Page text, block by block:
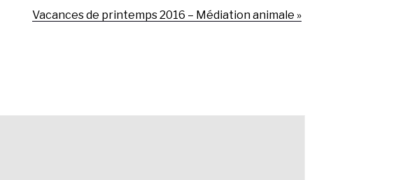
Vacances de printemps 2016 – Médiation animale »